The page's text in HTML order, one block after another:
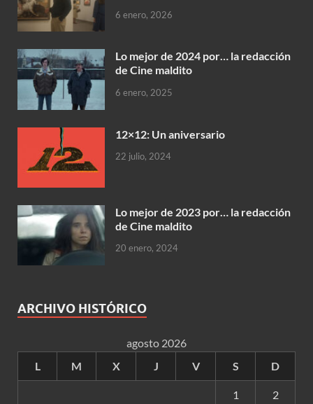
6 enero, 2026
Lo mejor de 2024 por… la redacción
de Cine maldito
6 enero, 2025
12×12: Un aniversario
22 julio, 2024
Lo mejor de 2023 por… la redacción
de Cine maldito
20 enero, 2024
ARCHIVO HISTÓRICO
agosto 2026
L
M X J V S D
1 2